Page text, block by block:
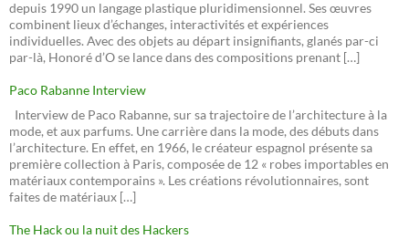
depuis 1990 un langage plastique pluridimensionnel. Ses œuvres
combinent lieux d’échanges, interactivités et expériences
individuelles. Avec des objets au départ insignifiants, glanés par-ci
par-là, Honoré d’O se lance dans des compositions prenant […]
Paco Rabanne Interview
Interview de Paco Rabanne, sur sa trajectoire de l’architecture à la
mode, et aux parfums. Une carrière dans la mode, des débuts dans
l’architecture. En effet, en 1966, le créateur espagnol présente sa
première collection à Paris, composée de 12 « robes importables en
matériaux contemporains ». Les créations révolutionnaires, sont
faites de matériaux […]
The Hack ou la nuit des Hackers